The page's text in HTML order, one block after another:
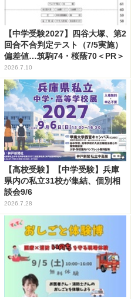
【中学受験2027】四谷大塚、第2
回合不合判定テスト（7/5実施）
偏差値…筑駒74・桜蔭70＜PR＞
2026.7.10
【高校受験】【中学受験】兵庫
県内の私立31校が集結、個別相
談会9/6
2026.7.28